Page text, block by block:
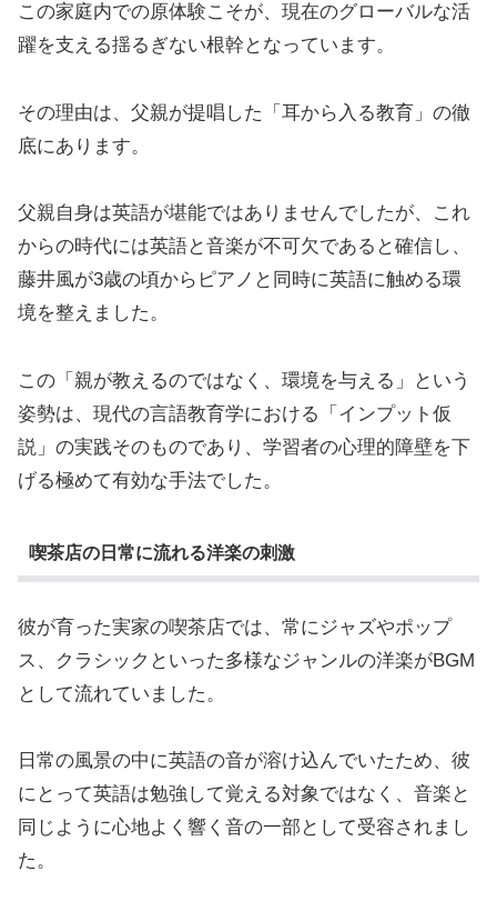
この家庭内での原体験こそが、現在のグローバルな活
躍を支える揺るぎない根幹となっています。
その理由は、父親が提唱した「耳から入る教育」の徹
底にあります。
父親自身は英語が堪能ではありませんでしたが、これ
からの時代には英語と音楽が不可欠であると確信し、
藤井風が3歳の頃からピアノと同時に英語に触める環
境を整えました。
この「親が教えるのではなく、環境を与える」という
姿勢は、現代の言語教育学における「インプット仮
説」の実践そのものであり、学習者の心理的障壁を下
げる極めて有効な手法でした。
喫茶店の日常に流れる洋楽の刺激
彼が育った実家の喫茶店では、常にジャズやポップ
ス、クラシックといった多様なジャンルの洋楽がBGM
として流れていました。
日常の風景の中に英語の音が溶け込んでいたため、彼
にとって英語は勉強して覚える対象ではなく、音楽と
同じように心地よく響く音の一部として受容されまし
た。